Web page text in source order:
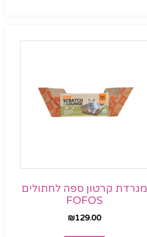
מגרדת קרטון ספה לחתולים
FOFOS
₪129.00